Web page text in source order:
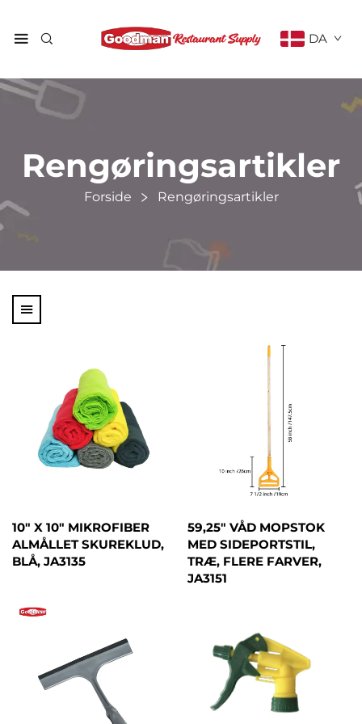
DA
Rengøringsartikler
Forside Rengøringsartikler
10" X 10" MIKROFIBER
ALMÅLLET SKUREKLUD,
BLÅ, JA3135
59,25" VÅD MOPSTOK
MED SIDEPORTSTIL,
TRÆ, FLERE FARVER,
JA3151